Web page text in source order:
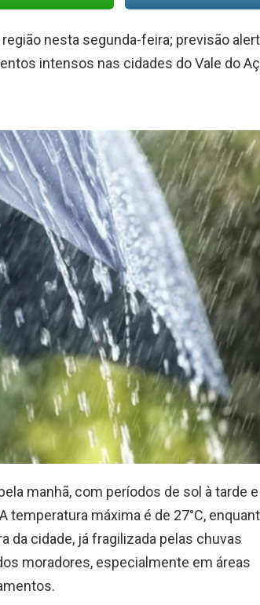
nesta segunda-feira; previsão
intensos nas cidades do Vale do
manhã, com períodos de sol à tarde e
temperatura máxima é de 27°C,
da cidade, já fragilizada pelas chuvas
moradores, especialmente em áreas